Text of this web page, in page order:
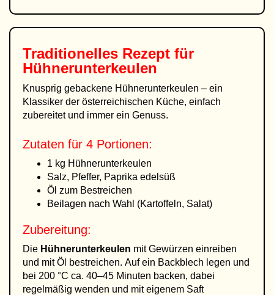
Traditionelles Rezept für
Hühnerunterkeulen
Knusprig gebackene Hühnerunterkeulen – ein
Klassiker der österreichischen Küche, einfach
zubereitet und immer ein Genuss.
Zutaten für 4 Portionen:
1 kg Hühnerunterkeulen
Salz, Pfeffer, Paprika edelsüß
Öl zum Bestreichen
Beilagen nach Wahl (Kartoffeln, Salat)
Zubereitung:
Die Hühnerunterkeulen mit Gewürzen einreiben
und mit Öl bestreichen. Auf ein Backblech legen und
bei 200 °C ca. 40–45 Minuten backen, dabei
regelmäßig wenden und mit eigenem Saft